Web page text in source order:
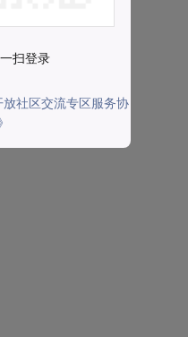
扫登录
放社区交流专区服务协